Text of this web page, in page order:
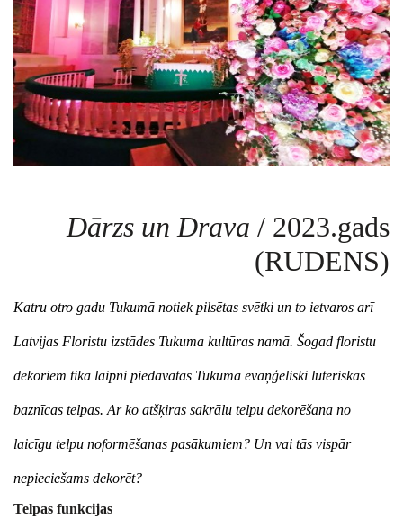
Dārzs un Drava / 2023.gads
(RUDENS)
Katru otro gadu Tukumā notiek pilsētas svētki un to ietvaros arī
Latvijas Floristu izstādes Tukuma kultūras namā. Šogad floristu
dekoriem tika laipni piedāvātas Tukuma evaņģēliski luteriskās
baznīcas telpas. Ar ko atšķiras sakrālu telpu dekorēšana no
laicīgu telpu noformēšanas pasākumiem? Un vai tās vispār
nepieciešams dekorēt?
Telpas funkcijas